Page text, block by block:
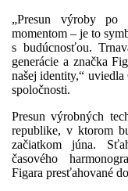
„Presun výroby
momentom – je to
s budúcnosťou.
generácie a značka
našej identity,“
spoločnosti.
Presun výrobných
republike, v ktorom
začiatkom júna.
časového
Figara presťahované